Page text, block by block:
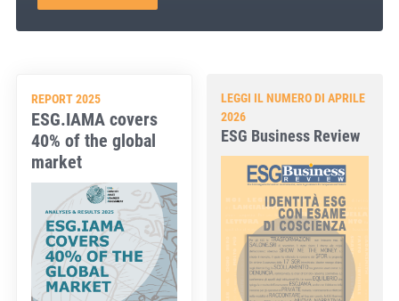
REPORT 2025
ESG.IAMA covers
40% of the global
market
LEGGI IL NUMERO DI APRILE
2026
ESG Business Review